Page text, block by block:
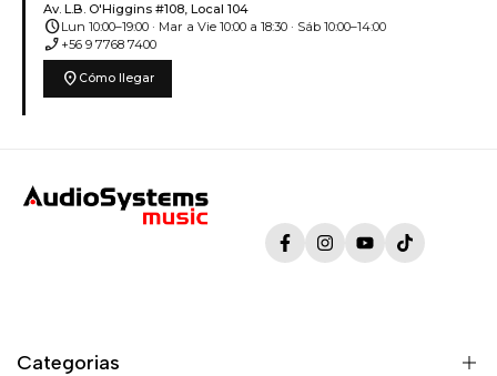
Av. L.B. O'Higgins #108, Local 104
scheduleLun 10:00–19:00 · Mar a Vie 10:00 a 18:30 · Sáb 10:00–14:00
phone_enabled +56 9 7768 7400
location_on Cómo llegar
FacebookInstagramYouTubeTikTok
Categorias